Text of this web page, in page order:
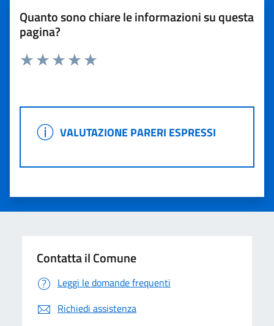
Quanto sono chiare le informazioni su questa
pagina?
Rating:
VALUTAZIONE PARERI ESPRESSI
VALUTAZIONE PARERI ESPRESSI
Contatta il Comune
Leggi le domande frequenti
Richiedi assistenza